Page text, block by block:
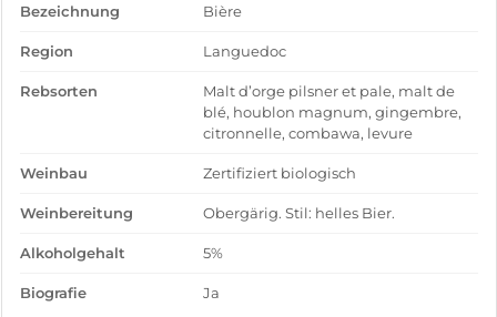
Bezeichnung Bière
Region Languedoc
Rebsorten
Malt d’orge pilsner et pale, malt de
blé, houblon magnum, gingembre,
citronnelle, combawa, levure
Weinbau Zertifiziert biologisch
Weinbereitung Obergärig. Stil: helles Bier.
Alkoholgehalt 5%
Biografie Ja